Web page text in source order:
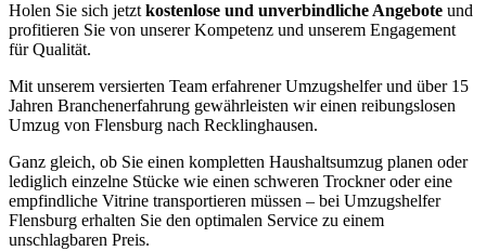
Holen Sie sich jetzt kostenlose und unverbindliche Angebote und
profitieren Sie von unserer Kompetenz und unserem Engagement
für Qualität.
Mit unserem versierten Team erfahrener Umzugshelfer und über 15
Jahren Branchenerfahrung gewährleisten wir einen reibungslosen
Umzug von Flensburg nach Recklinghausen.
Ganz gleich, ob Sie einen kompletten Haushaltsumzug planen oder
lediglich einzelne Stücke wie einen schweren Trockner oder eine
empfindliche Vitrine transportieren müssen – bei Umzugshelfer
Flensburg erhalten Sie den optimalen Service zu einem
unschlagbaren Preis.